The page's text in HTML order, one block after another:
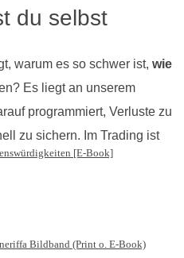
[E-Book]
Bildband (Print o. E-Book)
du selbst
warum es so schwer ist, wie
Es liegt an unserem
programmiert, Verluste zu
zu sichern. Im Trading ist